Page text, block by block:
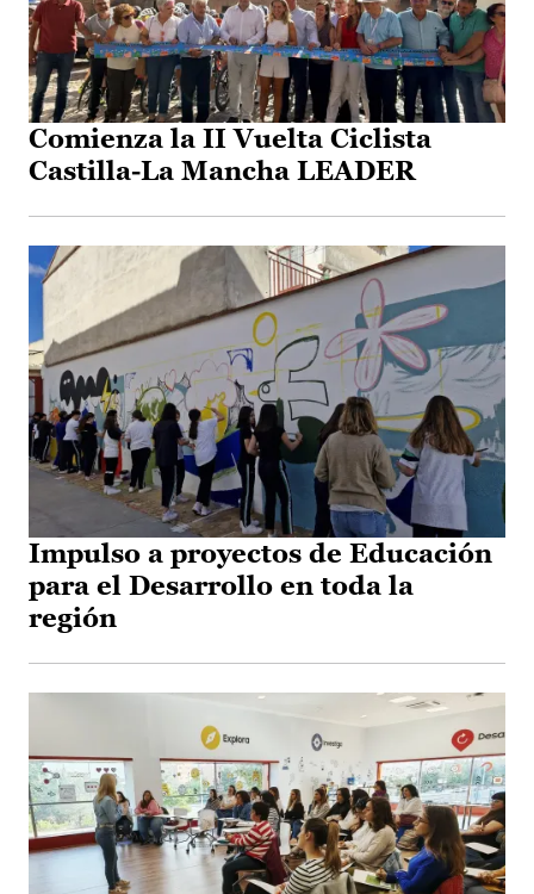
Comienza la II Vuelta Ciclista
Castilla-La Mancha LEADER
Impulso a proyectos de Educación
para el Desarrollo en toda la
región